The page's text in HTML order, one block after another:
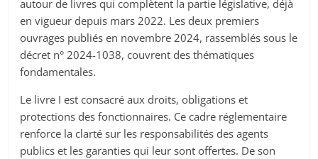
autour de livres qui complètent la partie législative, déjà
en vigueur depuis mars 2022. Les deux premiers
ouvrages publiés en novembre 2024, rassemblés sous le
décret n° 2024-1038, couvrent des thématiques
fondamentales.
Le livre I est consacré aux droits, obligations et
protections des fonctionnaires. Ce cadre réglementaire
renforce la clarté sur les responsabilités des agents
publics et les garanties qui leur sont offertes. De son